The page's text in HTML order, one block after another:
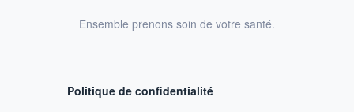
Ensemble prenons soin de votre santé.
Politique de confidentialité